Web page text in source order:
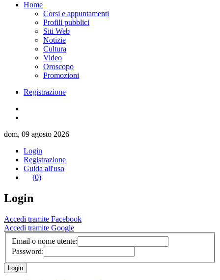
Home
Corsi e appuntamenti
Profili pubblici
Siti Web
Notizie
Cultura
Video
Oroscopo
Promozioni
Registrazione
dom, 09 agosto 2026
Login
Registrazione
Guida all'uso
(0)
Login
Accedi tramite Facebook
Accedi tramite Google
Email o nome utente:
Password: